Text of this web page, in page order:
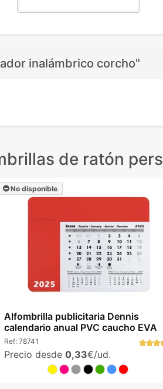
inalámbrico corcho"
de ratón
No disponible
Alfombrilla publicitaria Dennis
calendario anual PVC caucho EVA
Ref: 78741
Precio desde 0,33€/ud.